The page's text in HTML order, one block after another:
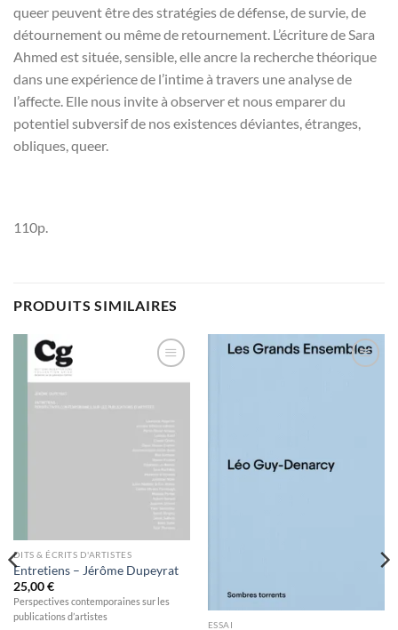
queer peuvent être des stratégies de défense, de survie, de
détournement ou même de retournement. L’écriture de Sara
Ahmed est située, sensible, elle ancre la recherche théorique
dans une expérience de l’intime à travers une analyse de
l’affecte. Elle nous invite à observer et nous emparer du
potentiel subversif de nos existences déviantes, étranges,
obliques, queer.
110p.
PRODUITS SIMILAIRES
DITS & ÉCRITS D'ARTISTES
Entretiens – Jérôme Dupeyrat
25,00€
Perspectives contemporaines sur les
publications d’artistes
ESSAI